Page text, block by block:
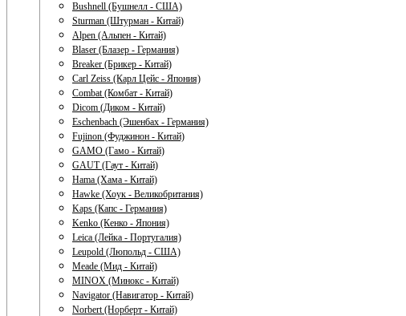
Bushnell (Бушнелл - США)
Sturman (Штурман - Китай)
Alpen (Альпен - Китай)
Blaser (Блазер - Германия)
Breaker (Брикер - Китай)
Carl Zeiss (Карл Цейс - Япония)
Combat (Комбат - Китай)
Dicom (Диком - Китай)
Eschenbach (Эшенбах - Германия)
Fujinon (Фуджинон - Китай)
GAMO (Гамо - Китай)
GAUT (Гаут - Китай)
Hama (Хама - Китай)
Hawke (Хоук - Великобритания)
Kaps (Капс - Германия)
Kenko (Кенко - Япония)
Leica (Лейка - Португалия)
Leupold (Люпольд - США)
Meade (Мид - Китай)
MINOX (Минокс - Китай)
Navigator (Навигатор - Китай)
Norbert (Норберт - Китай)